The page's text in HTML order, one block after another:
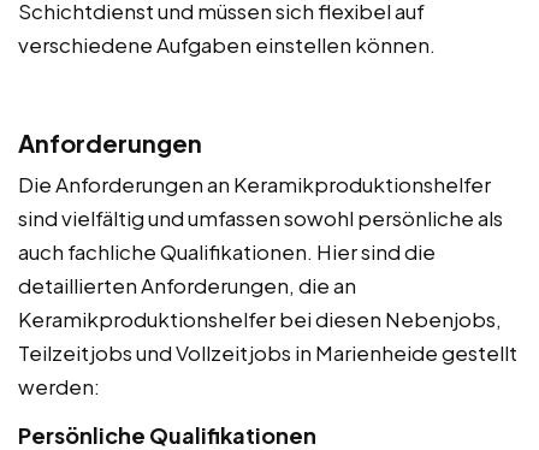
Schichtdienst und müssen sich flexibel auf
verschiedene Aufgaben einstellen können.
Anforderungen
Die Anforderungen an Keramikproduktionshelfer
sind vielfältig und umfassen sowohl persönliche als
auch fachliche Qualifikationen. Hier sind die
detaillierten Anforderungen, die an
Keramikproduktionshelfer bei diesen Nebenjobs,
Teilzeitjobs und Vollzeitjobs in Marienheide gestellt
werden:
Persönliche Qualifikationen